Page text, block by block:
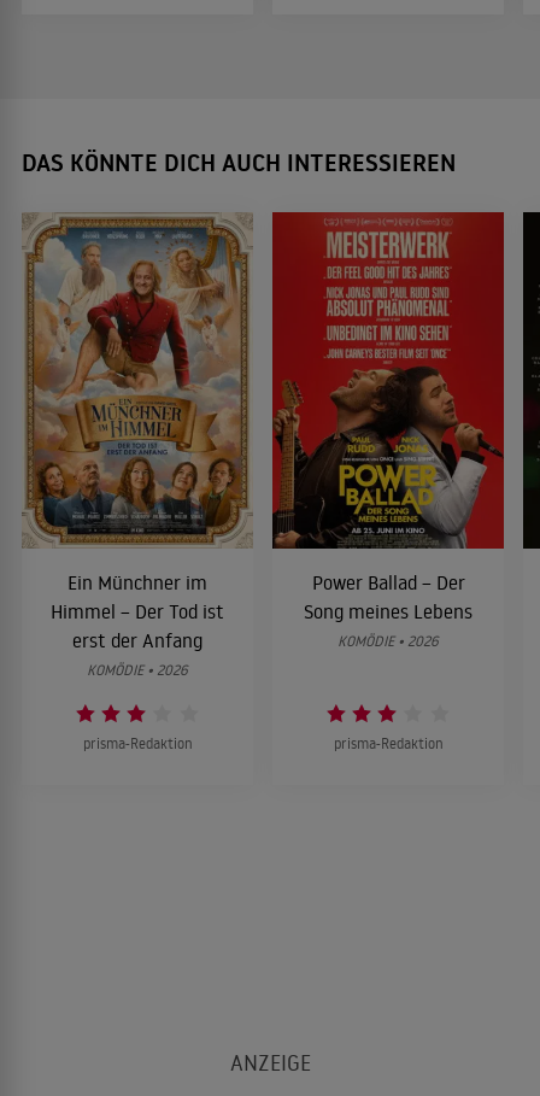
DAS KÖNNTE DICH AUCH INTERESSIEREN
Ein Münchner im
Himmel – Der Tod ist
erst der Anfang
KOMÖDIE • 2026
prisma-Redaktion
Power Ballad – Der
Song meines Lebens
KOMÖDIE • 2026
prisma-Redaktion